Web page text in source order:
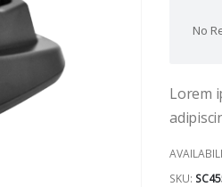
No
Lorem
SKU: